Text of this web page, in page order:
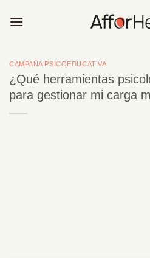
CAMPAÑA PSICOEDUCATIVA
¿Qué herramientas
para gestionar mi carga